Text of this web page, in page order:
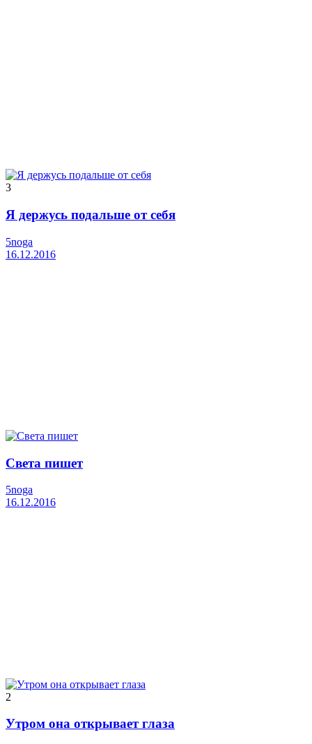
3
Я держусь подальше от себя
5noga
16.12.2016
Света пишет
5noga
16.12.2016
2
Утром она открывает глаза